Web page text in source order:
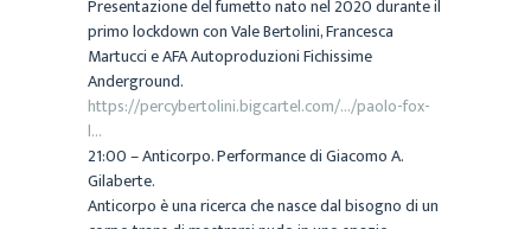
Presentazione del fumetto nato nel 2020 durante il
primo lockdown con Vale Bertolini, Francesca
Martucci e AFA Autoproduzioni Fichissime
Anderground.
https://percybertolini.bigcartel.com/…/paolo-fox-
l…
21:00 – Anticorpo. Performance di Giacomo A.
Gilaberte.
Anticorpo è una ricerca che nasce dal bisogno di un